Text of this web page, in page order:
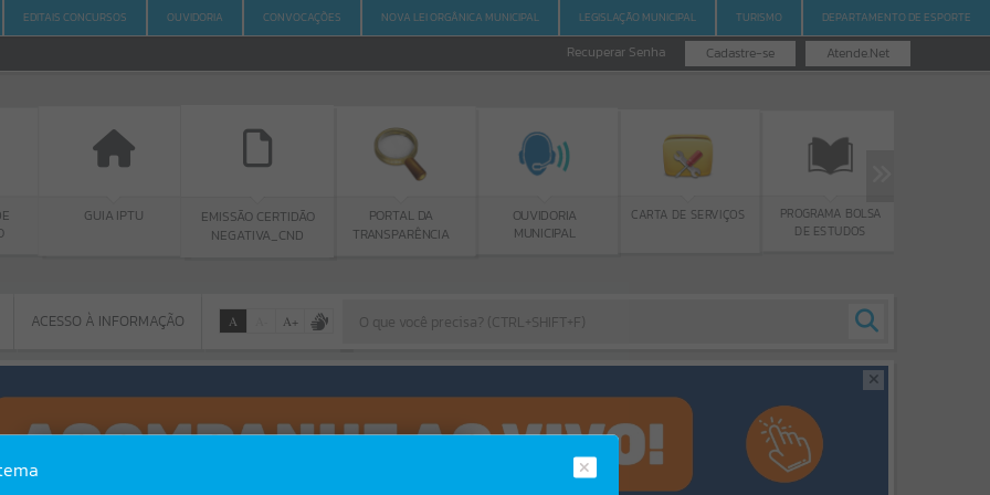
EDITAIS CONCURSOS OUVIDORIA CONVOCAÇÕES NOVA LEI ORGÂNICA MUNICIPAL LEGISLAÇÃO MUNICIPAL TURISMO DEPARTAMENTO DE ESPORTE
Atende.Net
Cadastre-se
Recuperar Senha
GUIA IPTU
EMISSÃO CERTIDÃO
NEGATIVA_CND
PORTAL DA
TRANSPARÊNCIA
OUVIDORIA
MUNICIPAL
CARTA DE SERVIÇOS
PROGRAMA BOLSA
DE ESTUDOS
ACESSO À INFORMAÇÃO A A+